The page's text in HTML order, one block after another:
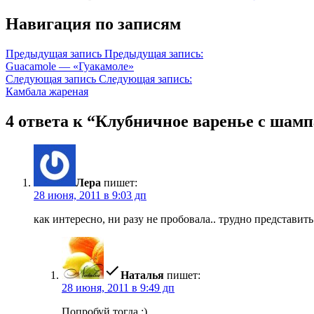
Навигация по записям
Предыдущая запись Предыдущая запись:
Guacamole — «Гуакамоле»
Следующая запись Следующая запись:
Камбала жареная
4 ответа к “Клубничное варенье с
Лера пишет:
28 июня, 2011 в 9:03 дп
как интересно, ни разу не пробовала.. трудно представить
Наталья пишет:
28 июня, 2011 в 9:49 дп